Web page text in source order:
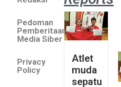
Pedoman
Pemberitaan
Media Siber
Privacy
Policy
Atlet
muda
sepatu